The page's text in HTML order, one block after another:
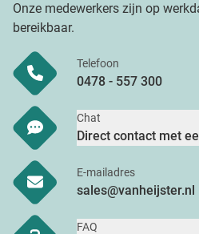
Onze medewerkers zijn op
bereikbaar.
Telefoon
0478 - 557 300
Chat
Direct contact met
E-mailadres
sales@vanheijster.nl
FAQ